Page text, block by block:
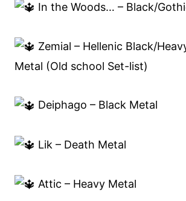
In the Woods… – Black/
Zemial – Hellenic Black/
Metal (Old school Set-list)
Deiphago – Black Metal
Lik – Death Metal
Attic – Heavy Metal